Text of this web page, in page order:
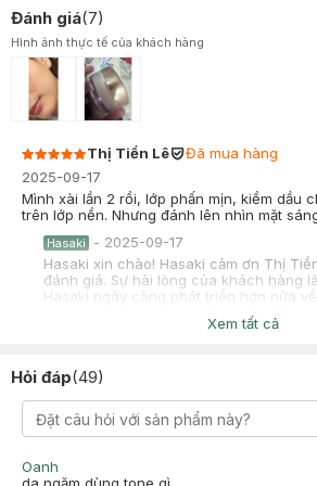
Đánh giá(7)
Hình ảnh thực tế của khách hàng
Thị Tiền Lê
Đã mua hàng
2025-09-17
Mình xài lần 2 rồi, lớp phấn mịn, kiềm dầu
trên lớp nền. Nhưng đánh lên nhìn mặt
Hasaki - 2025-09-17
Hasaki xin chào! Hasaki cảm ơn Thị
đánh giá. Sự hài lòng của khách hàng
Hasaki ngày càng phát triển hơn nữa
Cảm ơn bạn đã tin tưởng và mua sắm tại
2025-05-15
lớp nền. Ko nâng tone nhiều.
Hasaki -2025-05-15
giá. Sự hài lòng của khách hàng là
Xem tất cả
Hỏi đáp(49)
Oanh